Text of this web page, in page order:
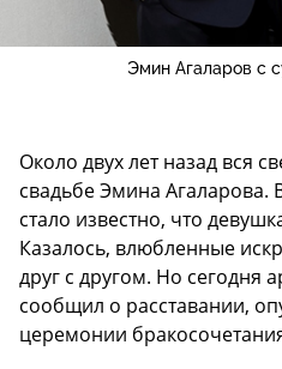
Эмин Агаларов с
Около двух лет назад вся
свадьбе Эмина Агаларова.
стало известно, что
Казалось, влюбленные
друг с другом. Но сегодня
сообщил о расставании,
церемонии